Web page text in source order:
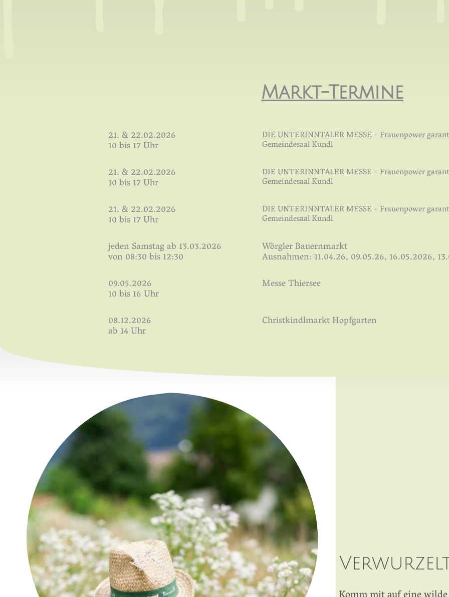
Markt-Termine
21. & 22.02.2026
10 bis 17 Uhr
DIE UNTERINNTALER MESSE - Frauenpower
Gemeindesaal Kundl
21. & 22.02.2026
10 bis 17 Uhr
DIE UNTERINNTALER MESSE - Frauenpower
Gemeindesaal Kundl
21. & 22.02.2026
10 bis 17 Uhr
DIE UNTERINNTALER MESSE - Frauenpower
Gemeindesaal Kundl
jeden Samstag ab 13.03.2026
von 08:30 bis 12:30
Wörgler Bauernmarkt
Ausnahmen: 11.04.26, 09.05.26, 16.05.2026,
09.05.2026
10 bis 16 Uhr
Messe Thiersee
08.12.2026
ab 14 Uhr
Christkindlmarkt Hopfgarten